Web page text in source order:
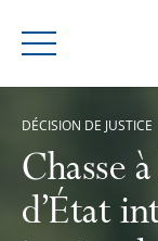
Menu
Chasse
d’État
DÉCISION DE JUSTICE